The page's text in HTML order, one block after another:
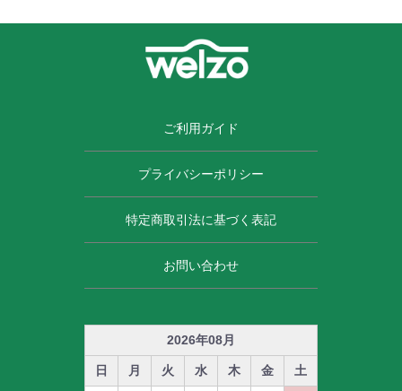
ご利用ガイド
プライバシーポリシー
特定商取引法に基づく表記
お問い合わせ
2026年08月
日 月 火 水 木 金 土